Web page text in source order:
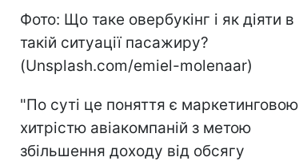
Фото: Що таке овербукінг і як діяти в
такій ситуації пасажиру?
(Unsplash.com/emiel-molenaar)
"По суті це поняття є маркетинговою
хитрістю авіакомпаній з метою
збільшення доходу від обсягу